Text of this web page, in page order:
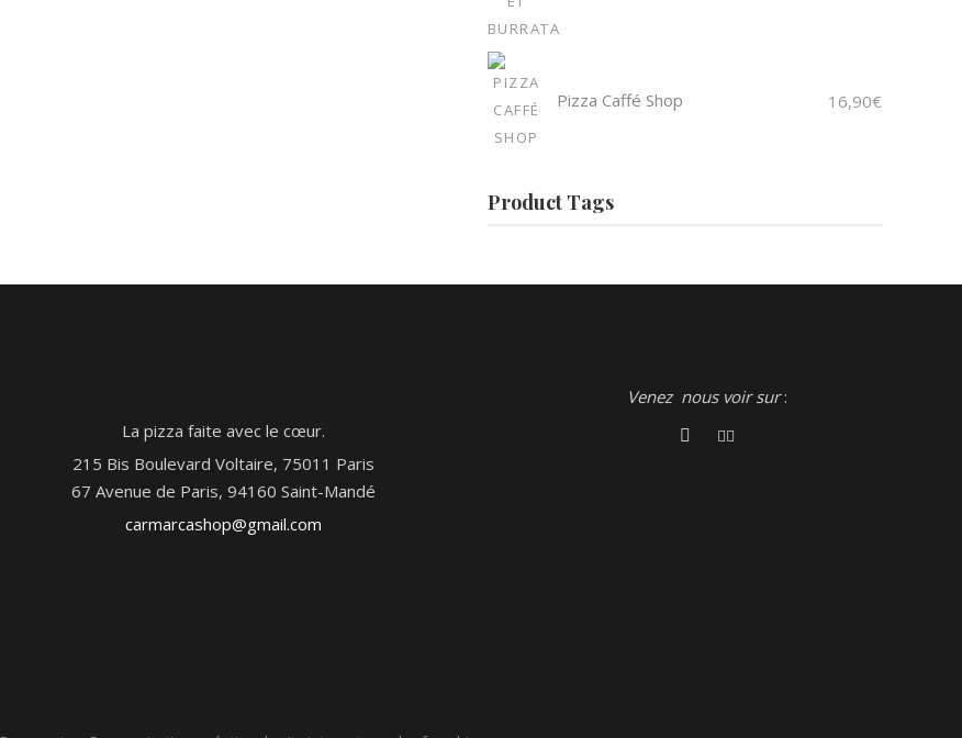
Pizza Caffé Shop 16,90€
Product Tags
La pizza faite avec le cœur.
215 Bis Boulevard Voltaire, 75011 Paris
67 Avenue de Paris, 94160 Saint-Mandé
carmarcashop@gmail.com
Venez nous voir sur: